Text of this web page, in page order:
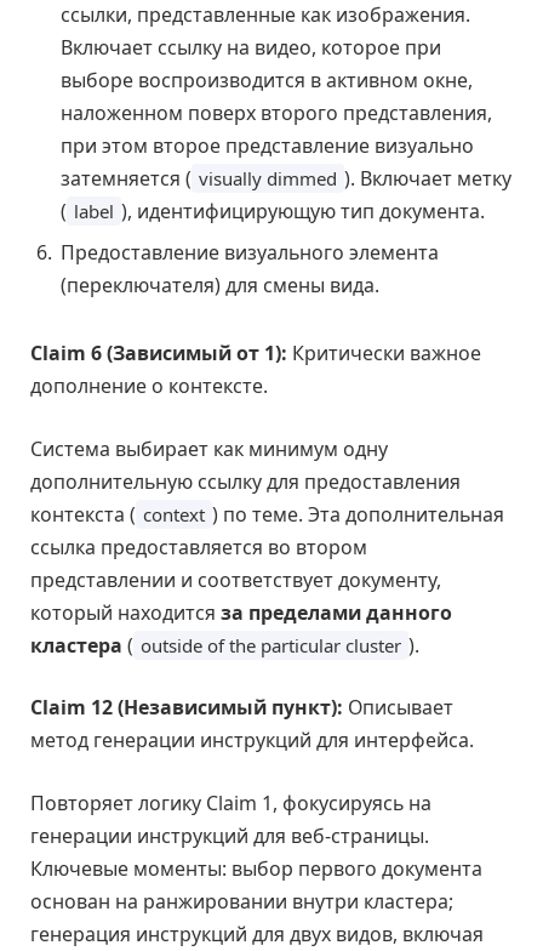
ссылки, представленные как изображения.
Включает ссылку на видео, которое при
выборе воспроизводится в активном окне,
наложенном поверх второго представления,
при этом второе представление визуально
затемняется ( visually dimmed ). Включает метку
( label ), идентифицирующую тип документа.
Предоставление визуального элемента
(переключателя) для смены вида.
Claim 6 (Зависимый от 1): Критически важное
дополнение о контексте.
Система выбирает как минимум одну
дополнительную ссылку для предоставления
контекста ( context ) по теме. Эта дополнительная
ссылка предоставляется во втором
представлении и соответствует документу,
который находится за пределами данного
кластера ( outside of the particular cluster ).
Claim 12 (Независимый пункт): Описывает
метод генерации инструкций для интерфейса.
Повторяет логику Claim 1, фокусируясь на
генерации инструкций для веб-страницы.
Ключевые моменты: выбор первого документа
основан на ранжировании внутри кластера;
генерация инструкций для двух видов, включая